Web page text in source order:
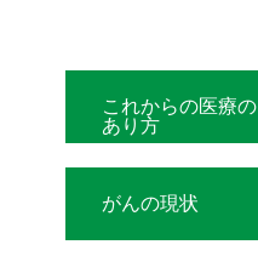
これからの医療の
あり方
がんの現状